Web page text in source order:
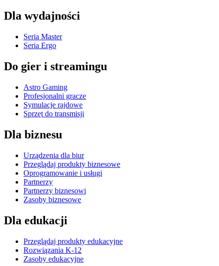
Dla wydajności
Seria Master
Seria Ergo
Do gier i streamingu
Astro Gaming
Profesjonalni gracze
Symulacje rajdowe
Sprzęt do transmisji
Dla biznesu
Urządzenia dla biur
Przeglądaj produkty biznesowe
Oprogramowanie i usługi
Partnerzy
Partnerzy biznesowi
Zasoby biznesowe
Dla edukacji
Przeglądaj produkty edukacyjne
Rozwiązania K-12
Zasoby edukacyjne